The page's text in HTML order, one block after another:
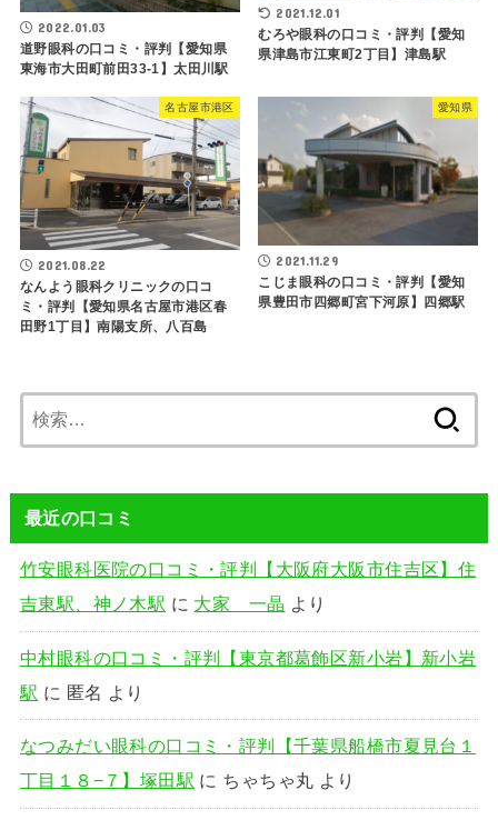
2022.01.03
道野眼科の口コミ・評判【愛知県
東海市大田町前田33-1】太田川駅
2021.12.01
むろや眼科の口コミ・評判【愛知
県津島市江東町2丁目】津島駅
名古屋市港区
2021.08.22
なんよう眼科クリニックの口コ
ミ・評判【愛知県名古屋市港区春
田野1丁目】南陽支所、八百島
愛知県
2021.11.29
こじま眼科の口コミ・評判【愛知
県豊田市四郷町宮下河原】四郷駅
索:
最近の口コミ
竹安眼科医院の口コミ・評判【大阪府大阪市住吉区】住
吉東駅、神ノ木駅 に 大家 一晶 より
中村眼科の口コミ・評判【東京都葛飾区新小岩】新小岩
駅 に 匿名 より
なつみだい眼科の口コミ・評判【千葉県船橋市夏見台１
丁目１８−７】塚田駅 に ちゃちゃ丸 より